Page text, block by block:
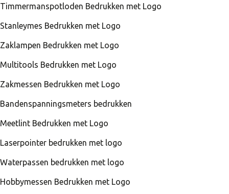
Timmermanspotloden Bedrukken met Logo
Stanleymes Bedrukken met Logo
Zaklampen Bedrukken met Logo
Multitools Bedrukken met Logo
Zakmessen Bedrukken met Logo
Bandenspanningsmeters bedrukken
Meetlint Bedrukken met Logo
Laserpointer bedrukken met logo
Waterpassen bedrukken met logo
Hobbymessen Bedrukken met Logo